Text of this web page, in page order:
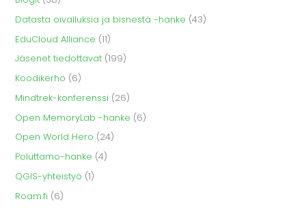
Datasta oivalluksia ja bisnestä -hanke (43)
EduCloud Alliance (11)
Jäsenet tiedottavat (199)
Koodikerho (6)
Mindtrek-konferenssi (26)
Open MemoryLab -hanke (6)
Open World Hero (24)
Poluttamo-hanke (4)
QGIS-yhteistyö (1)
Roam.fi (6)